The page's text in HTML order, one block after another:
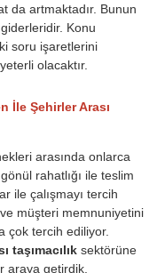
da artmaktadır. Bunun
Konu
soru işaretlerini
olacaktır.
İle Şehirler Arası
arasında onlarca
rahatlığı ile teslim
ile çalışmayı tercih
müşteri memnuniyetini
çok tercih ediliyor.
taşımacılık sektörüne
araya getirdik.